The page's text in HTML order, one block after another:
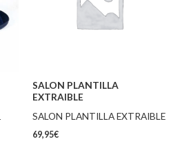
SALON PLANTILLA
EXTRAIBLE
SALON PLANTILLA EXTRAIBLE
69,95€